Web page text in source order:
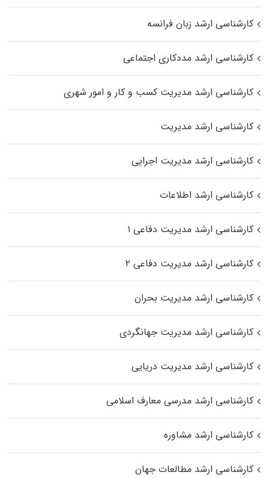
کارشناسی ارشد زبان فرانسه
کارشناسی ارشد مددکاری اجتماعی
کارشناسی ارشد مدیریت کسب و کار و امور شهری
کارشناسی ارشد مدیریت
کارشناسی ارشد مدیریت اجرایی
کارشناسی ارشد اطلاعات
کارشناسی ارشد مدیریت دفاعی ۱
کارشناسی ارشد مدیریت دفاعی ۲
کارشناسی ارشد مدیریت بحران
کارشناسی ارشد مدیریت جهانگردی
کارشناسی ارشد مدیریت دریایی
کارشناسی ارشد مدرسی معارف اسلامی
کارشناسی ارشد مشاوره
کارشناسی ارشد مطالعات جهان